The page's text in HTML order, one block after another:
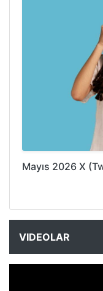
Mayıs 2026 X
VIDEOLAR